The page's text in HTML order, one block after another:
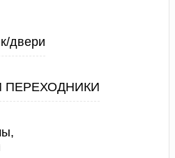
двери
ПЕРЕХОДНИКИ